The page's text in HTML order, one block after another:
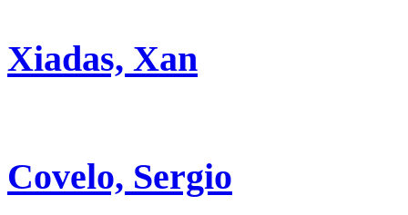
Xiadas, Xan
Covelo, Sergio